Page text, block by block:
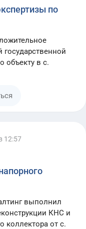
по
объекту в с.
12:57
выполнил
КНС и
коллектора от с.